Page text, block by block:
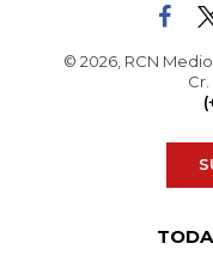
© 2026, RCN